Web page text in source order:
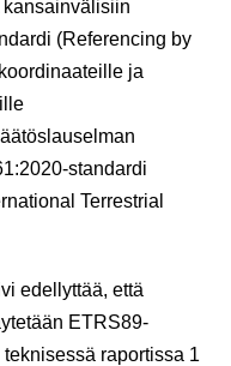
kansainvälisiin
(Referencing by
ja
standardi
Terrestrial
edellyttää, että
ETRS89-
raportissa 1